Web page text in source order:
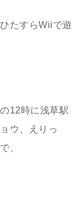
たすらWiiで遊
12時に浅草駅
ウ、えりっ
、